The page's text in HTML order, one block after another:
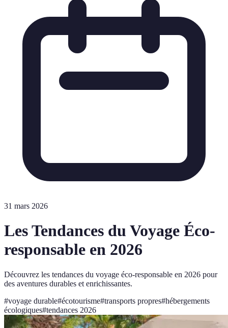
31 mars 2026
Les Tendances du Voyage Éco-
responsable en 2026
Découvrez les tendances du voyage éco-responsable en 2026 pour
des aventures durables et enrichissantes.
#voyage durable#écotourisme#transports propres#hébergements
écologiques#tendances 2026